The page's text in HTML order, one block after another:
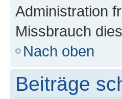
Administration
Missbrauch
Nach oben
Beiträge